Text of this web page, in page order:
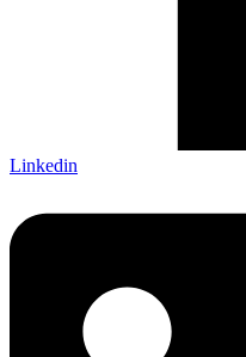
Linkedin